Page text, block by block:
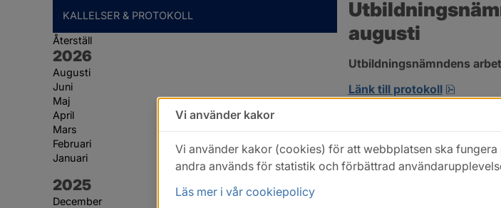
KALLELSER & PROTOKOLL
Återställ
År:
2026
Augusti
Juni
Maj
April
Mars
Februari
Januari
År:
2025
December
augusti
Utbildningsnämndens
Länk till protokoll
pdf,
Vi använder kakor
Vi använder kakor (cookies) för att webbplatsen ska
andra används för statistik och förbättrad
Läs mer i vår cookiepolicy